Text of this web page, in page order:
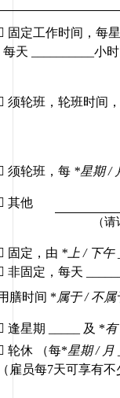
固定工作时间，每
每天
小
须轮班，轮班时间
须轮班，每 *星期 /
其他
（
固定，由 *上 / 下午
非固定，每天
膳时间 * 属于 / 不属
逢星期 及 *有
轮休 （每*星期 / 月
雇员每7天可享有不